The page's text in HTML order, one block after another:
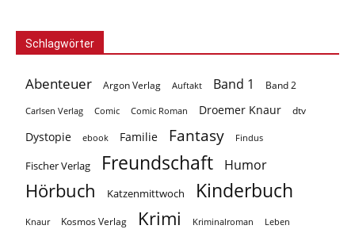
Schlagwörter
Abenteuer Argon Verlag Auftakt Band 1 Band 2
Carlsen Verlag Comic Comic Roman Droemer Knaur dtv
Dystopie ebook Familie Fantasy Findus
Fischer Verlag Freundschaft Humor
Hörbuch Katzenmittwoch Kinderbuch
Knaur Kosmos Verlag Krimi Kriminalroman Leben